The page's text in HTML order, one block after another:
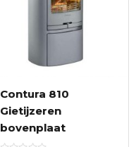
Contura 810
Gietijzeren
bovenplaat